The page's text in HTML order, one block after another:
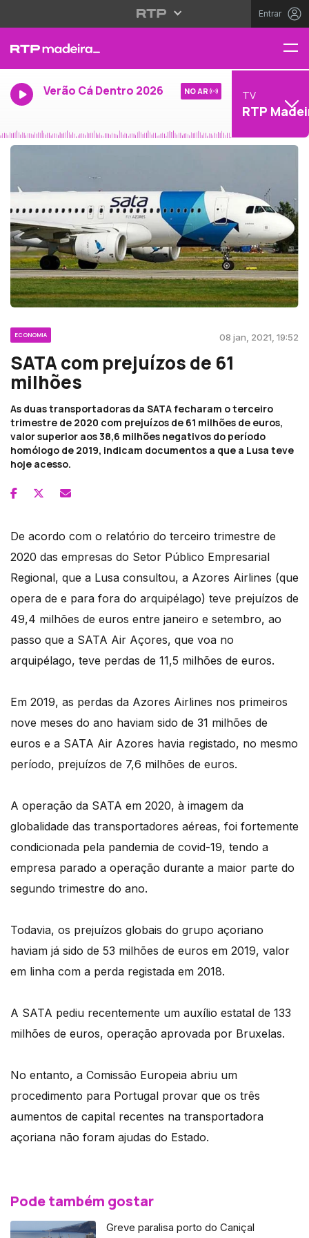
Entrar
Verão Cá Dentro 2026 NO AR TV
RTP
ECONOMIA 08 jan, 2021, 19:52
SATA com prejuízos de 61
milhões
As duas transportadoras da SATA fecharam o terceiro
trimestre de 2020 com prejuízos de 61 milhões de euros,
valor superior aos 38,6 milhões negativos do período
homólogo de 2019, indicam documentos a que a Lusa teve
hoje acesso.
De acordo com o relatório do terceiro trimestre de
2020 das empresas do Setor Público Empresarial
Regional, que a Lusa consultou, a Azores Airlines (que
opera de e para fora do arquipélago) teve prejuízos de
49,4 milhões de euros entre janeiro e setembro, ao
passo que a SATA Air Açores, que voa no
arquipélago, teve perdas de 11,5 milhões de euros.
Em 2019, as perdas da Azores Airlines nos primeiros
nove meses do ano haviam sido de 31 milhões de
euros e a SATA Air Azores havia registado, no mesmo
período, prejuízos de 7,6 milhões de euros.
A operação da SATA em 2020, à imagem da
globalidade das transportadores aéreas, foi fortemente
condicionada pela pandemia de covid-19, tendo a
empresa parado a operação durante a maior parte do
segundo trimestre do ano.
Todavia, os prejuízos globais do grupo açoriano
haviam já sido de 53 milhões de euros em 2019, valor
em linha com a perda registada em 2018.
A SATA pediu recentemente um auxílio estatal de 133
milhões de euros, operação aprovada por Bruxelas.
No entanto, a Comissão Europeia abriu um
procedimento para Portugal provar que os três
aumentos de capital recentes na transportadora
açoriana não foram ajudas do Estado.
Pode também gostar
Greve paralisa porto do Caniçal